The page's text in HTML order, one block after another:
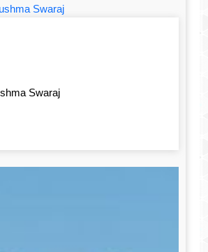
Swaraj